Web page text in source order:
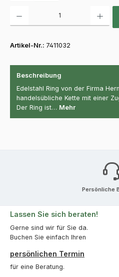
Artikel-Nr.: 7411032
Beschreibung
Edelstahl Ring von der Firma
handelsübliche Kette mit einer
Der Ring ist… Mehr
Persönliche
Lassen Sie sich beraten!
Gerne sind wir für Sie da.
Buchen Sie einfach Ihren
persönlichen Termin
für eine Beratung.